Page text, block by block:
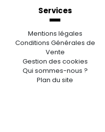
Services
Mentions légales
Conditions Générales de
Vente
Gestion des cookies
Qui sommes-nous ?
Plan du site